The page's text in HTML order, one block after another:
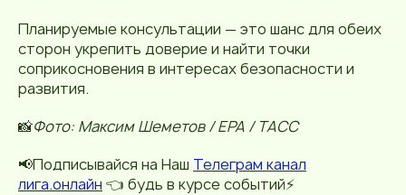
Планируемые консультации — это шанс для обеих
сторон укрепить доверие и найти точки
соприкосновения в интересах безопасности и
развития.
📸Фото: Максим Шеметов / EPA / ТАСС
📢Подписывайся на Наш Телеграм канал
лига.онлайн 👈 будь в курсе событий⚡️